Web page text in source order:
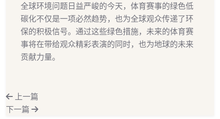
全球环境问题日益严峻的今天，体育赛事的绿色低
碳化不仅是一项必然趋势，也为全球观众传递了环
保的积极信号。通过这些绿色措施，未来的体育赛
事将在带给观众精彩表演的同时，也为地球的未来
贡献力量。
上一篇
下一篇